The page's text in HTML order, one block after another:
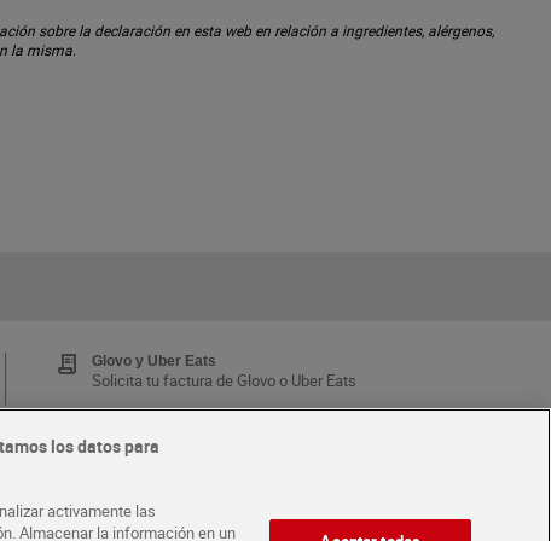
sobre la declaración en esta web en relación a ingredientes, alérgenos,
la misma.
Glovo y Uber Eats
Solicita tu factura de Glovo o Uber Eats
¡Solicita tu tarjeta de crédito aquí!
los datos para
activamente las
Almacenar la información en un